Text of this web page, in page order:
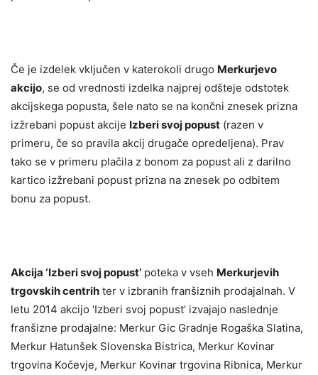
Če je izdelek vključen v katerokoli drugo Merkurjevo
akcijo, se od vrednosti izdelka najprej odšteje odstotek
akcijskega popusta, šele nato se na končni znesek prizna
izžrebani popust akcije Izberi svoj popust (razen v
primeru, če so pravila akcij drugače opredeljena). Prav
tako se v primeru plačila z bonom za popust ali z darilno
kartico izžrebani popust prizna na znesek po odbitem
bonu za popust.
Akcija ‘Izberi svoj popust’ poteka v vseh Merkurjevih
trgovskih centrih ter v izbranih franšiznih prodajalnah. V
letu 2014 akcijo ‘Izberi svoj popust’ izvajajo naslednje
franšizne prodajalne: Merkur Gic Gradnje Rogaška Slatina,
Merkur Hatunšek Slovenska Bistrica, Merkur Kovinar
trgovina Kočevje, Merkur Kovinar trgovina Ribnica, Merkur